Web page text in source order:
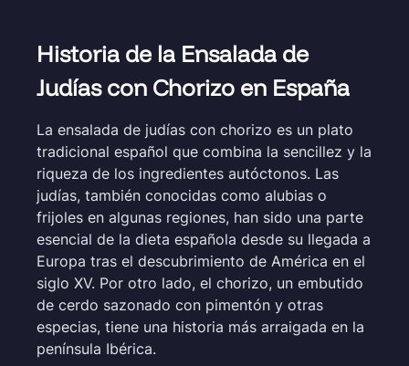
Historia de la Ensalada de
Judías con Chorizo en España
La ensalada de judías con chorizo es un plato
tradicional español que combina la sencillez y la
riqueza de los ingredientes autóctonos. Las
judías, también conocidas como alubias o
frijoles en algunas regiones, han sido una parte
esencial de la dieta española desde su llegada a
Europa tras el descubrimiento de América en el
siglo XV. Por otro lado, el chorizo, un embutido
de cerdo sazonado con pimentón y otras
especias, tiene una historia más arraigada en la
península Ibérica.